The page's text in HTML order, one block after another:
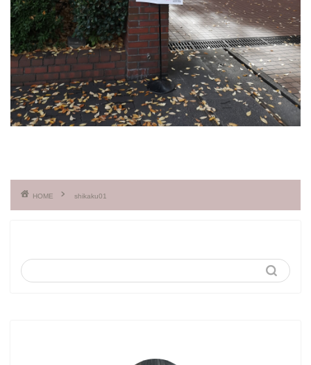
HOME shikaku01